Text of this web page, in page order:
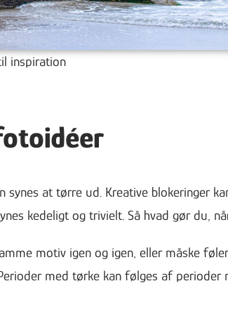
inspiration
at tørre ud. Kreative blokeringer
kedeligt og trivielt. Så hvad gør du,
motiv igen og igen, eller måske
med tørke kan følges af